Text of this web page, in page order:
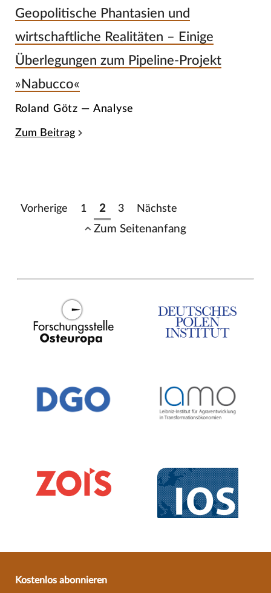
Geopolitische Phantasien und
wirtschaftliche Realitäten – Einige
Überlegungen zum Pipeline-Projekt
»Nabucco«
Roland Götz — Analyse
Zum Beitrag
Vorherige 1 2 3 Nächste
Zum Seitenanfang
Kostenlos abonnieren